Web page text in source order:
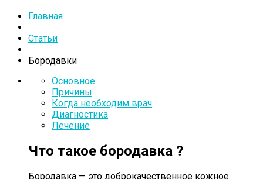
Главная
Статьи
Бородавки
Основное
Причины
Когда необходим врач
Диагностика
Лечение
Что такое бородавка ?
Бородавка — это доброкачественное кожное